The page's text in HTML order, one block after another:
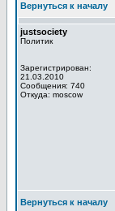
Вернуться к началу
justsociety
Политик
Зарегистрирован:
21.03.2010
Сообщения: 740
Откуда: moscow
Вернуться к началу